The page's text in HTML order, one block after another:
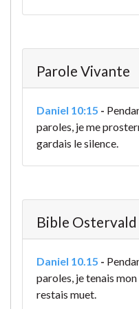
Parole Vivante
Daniel 10:15 -
paroles, je me
gardais le silence.
Bible Ostervald
Daniel 10.15 -
paroles, je tenais
restais muet.